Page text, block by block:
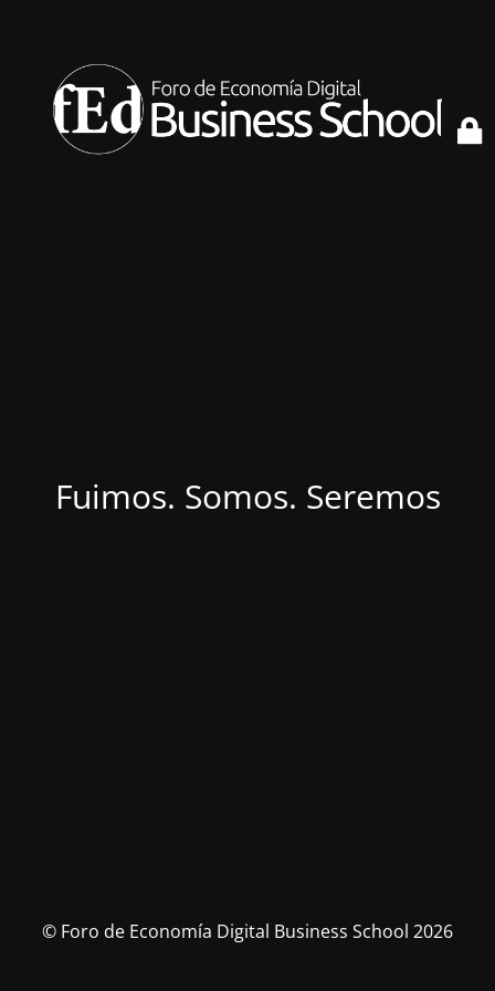
Fuimos. Somos. Seremos
© Foro de Economía Digital Business School 2026